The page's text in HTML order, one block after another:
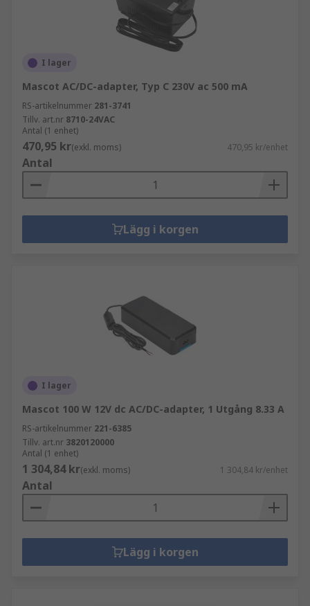
I lager
Mascot AC/DC-adapter, Typ C 230V ac 500 mA
RS-artikelnummer 281-3741
Tillv. art.nr 8710-24VAC
Antal (1 enhet)
470,95 kr(exkl. moms) 470,95 kr/enhet
Antal
Lägg i korgen
I lager
Mascot 100 W 12V dc AC/DC-adapter, 1 Utgång 8.33 A
RS-artikelnummer 221-6385
Tillv. art.nr 3820120000
Antal (1 enhet)
1 304,84 kr(exkl. moms) 1 304,84 kr/enhet
Antal
Lägg i korgen